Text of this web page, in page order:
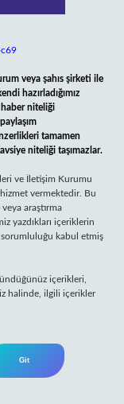
veya şahıs şirketi ile
hazırladığımız
haber niteliği
tamamen
niteliği taşımazlar.
ve İletişim Kurumu
hizmet vermektedir. Bu
araştırma
yazdıkları içeriklerin
kabul etmiş
içerikleri,
halinde, ilgili içerikler